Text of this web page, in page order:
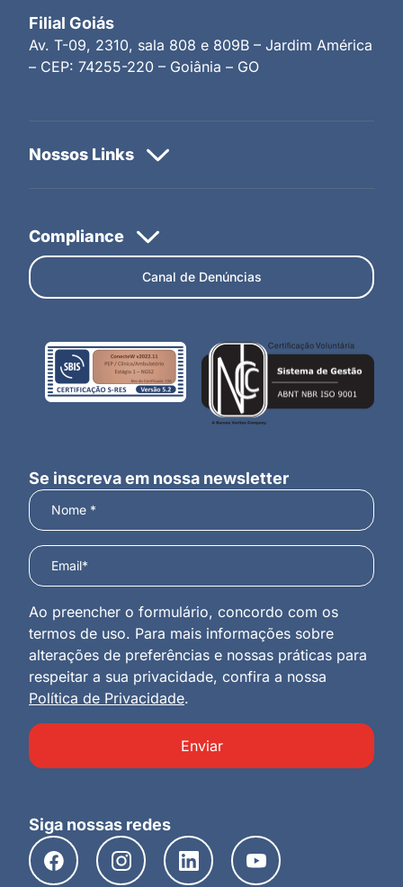
Filial Goiás
Av. T-09, 2310, sala 808 e 809B – Jardim América
– CEP: 74255-220 – Goiânia – GO
Canal de Denúncias
Se inscreva em nossa newsletter
Ao preencher o formulário, concordo com os
termos de uso. Para mais informações sobre
alterações de preferências e nossas práticas para
respeitar a sua privacidade, confira a nossa
Política de Privacidade.
Enviar
Siga nossas redes